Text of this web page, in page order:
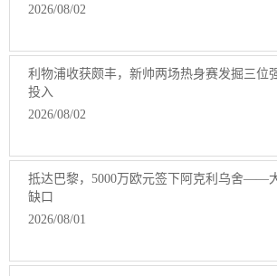
2026/08/02
利物浦收获颇丰，新帅两场热身赛发掘三位
投入
2026/08/02
抵达巴黎，5000万欧元签下阿克利乌舍——
缺口
2026/08/01